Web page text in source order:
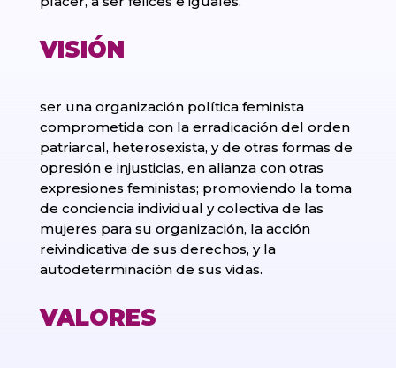
VISIÓN
ser una organización política feminista
comprometida con la erradicación del orden
patriarcal, heterosexista, y de otras formas de
opresión e injusticias, en alianza con otras
expresiones feministas; promoviendo la toma
de conciencia individual y colectiva de las
mujeres para su organización, la acción
reivindicativa de sus derechos, y la
autodeterminación de sus vidas.
VALORES